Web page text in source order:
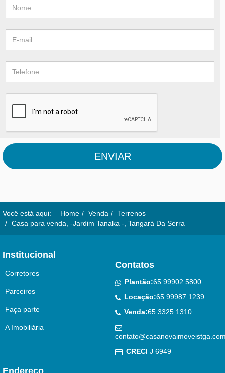
ENVIAR
Você está aqui: Home Venda
Terrenos
Casa para venda, -Jardim Tanaka -, Tangará Da Serra
Institucional
Corretores
Parceiros
Faça parte
A Imobiliária
Contatos
Plantão:65 99902.5800
Locação:65 99987.1239
Venda:65 3325.1310
CRECI J 6949
Endereço